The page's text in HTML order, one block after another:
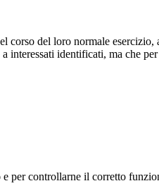
corso del loro normale
identificati, ma che
controllarne il corretto